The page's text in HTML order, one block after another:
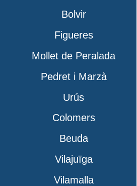
Bolvir
Figueres
Mollet de Peralada
Pedret i Marzà
Urús
Colomers
Beuda
Vilajuïga
Vilamalla